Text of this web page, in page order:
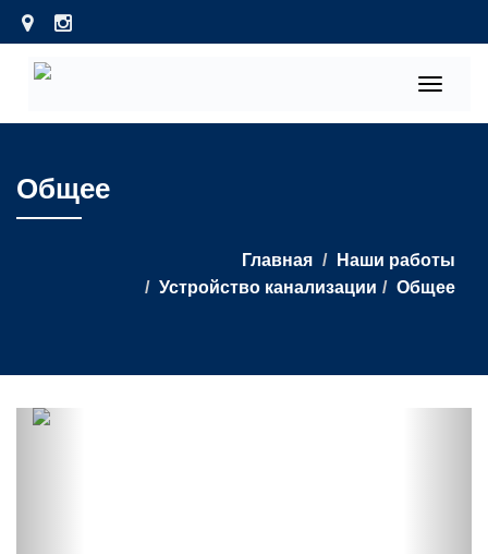
Toggle
Общее
Главная
Наши работы
Устройство канализации
Общее